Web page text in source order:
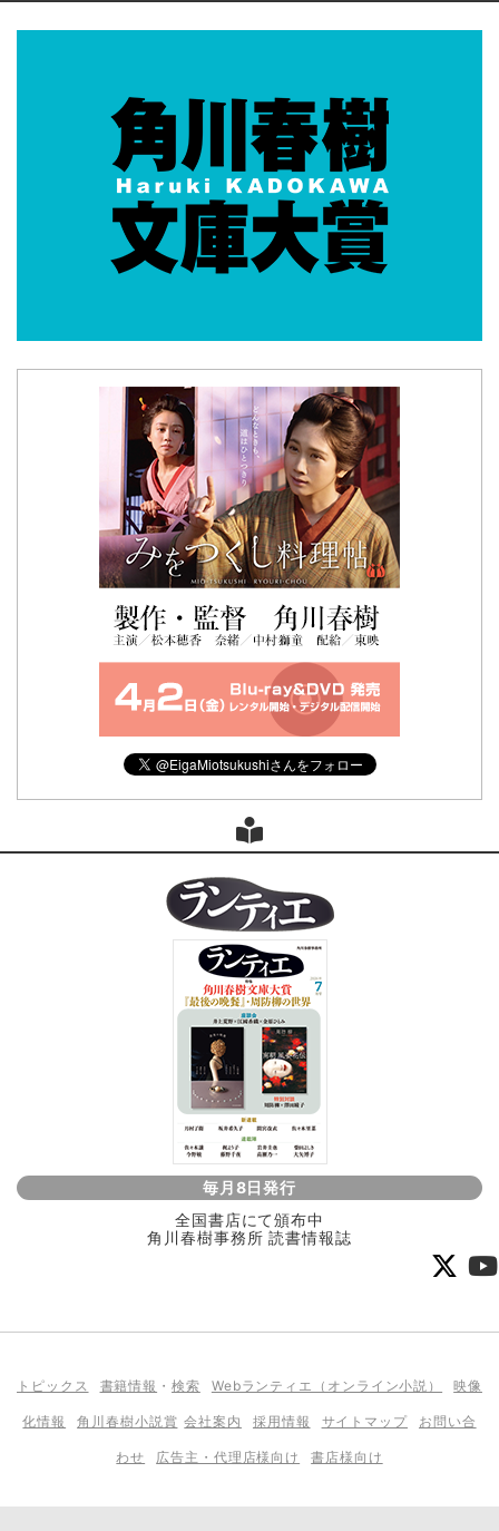
毎月8日発行
全国書店にて頒布中
角川春樹事務所 読書情報誌
トピックス 書籍情報 ・検索 Webランティエ（オンライン小説） 映像
化情報 角川春樹小説賞 会社案内 採用情報 サイトマップ お問い合
わせ 広告主・代理店様向け 書店様向け